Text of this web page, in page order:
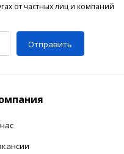
от частных лиц и компаний
Отправить